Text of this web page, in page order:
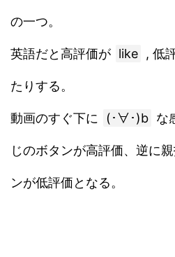
の一つ。
英語だと高評価が like , 低
たりする。
動画のすぐ下に (･∀･)b な
じのボタンが高評価、逆に
ンが低評価となる。